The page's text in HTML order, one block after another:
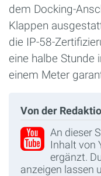
dem Docking-
Klappen
die IP-58-
eine halbe Stunde
einem Meter
Von der
An dieser
Inhalt von
ergänzt.
anzeigen lassen